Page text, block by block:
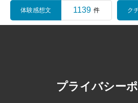
体験感想文 1139 件 ク
プライバシー